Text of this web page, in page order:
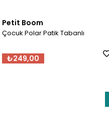
Petit Boom
Çocuk Polar Patik Tabanlı
₺249,00